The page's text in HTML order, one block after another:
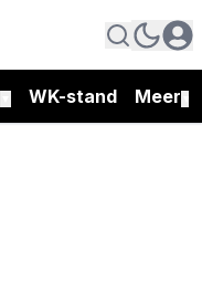
WK-stand Meer